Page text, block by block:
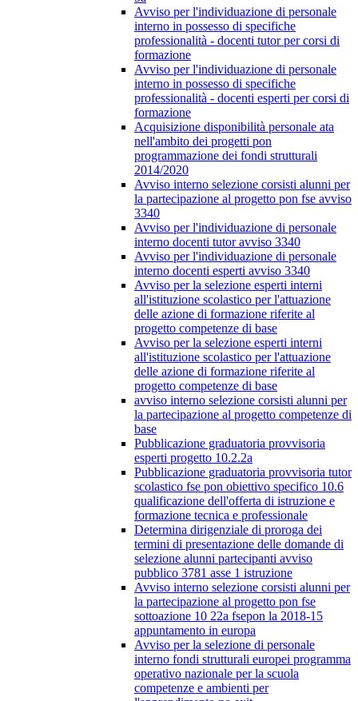
Avviso per l'individuazione di personale
interno in possesso di specifiche
professionalità - docenti tutor per corsi di
formazione
Avviso per l'individuazione di personale
interno in possesso di specifiche
professionalità - docenti esperti per corsi di
formazione
Acquisizione disponibilità personale ata
nell'ambito dei progetti pon
programmazione dei fondi strutturali
2014/2020
Avviso interno selezione corsisti alunni per
la partecipazione al progetto pon fse avviso
3340
Avviso per l'individuazione di personale
interno docenti tutor avviso 3340
Avviso per l'individuazione di personale
interno docenti esperti avviso 3340
Avviso per la selezione esperti interni
all'istituzione scolastico per l'attuazione
delle azione di formazione riferite al
progetto competenze di base
Avviso per la selezione esperti interni
all'istituzione scolastico per l'attuazione
delle azione di formazione riferite al
progetto competenze di base
avviso interno selezione corsisti alunni per
la partecipazione al progetto competenze di
base
Pubblicazione graduatoria provvisoria
esperti progetto 10.2.2a
Pubblicazione graduatoria provvisoria tutor
scolastico fse pon obiettivo specifico 10.6
qualificazione dell'offerta di istruzione e
formazione tecnica e professionale
Determina dirigenziale di proroga dei
termini di presentazione delle domande di
selezione alunni partecipanti avviso
pubblico 3781 asse 1 istruzione
Avviso interno selezione corsisti alunni per
la partecipazione al progetto pon fse
sottoazione 10 22a fsepon la 2018-15
appuntamento in europa
Avviso per la selezione di personale
interno fondi strutturali europei programma
operativo nazionale per la scuola
competenze e ambienti per